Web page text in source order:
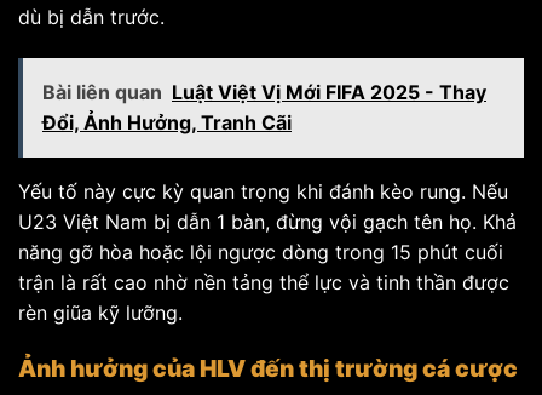
dù bị dẫn trước.
Bài liên quan Luật Việt Vị Mới FIFA 2025 - Thay
Đổi, Ảnh Hưởng, Tranh Cãi
Yếu tố này cực kỳ quan trọng khi đánh kèo rung. Nếu
U23 Việt Nam bị dẫn 1 bàn, đừng vội gạch tên họ. Khả
năng gỡ hòa hoặc lội ngược dòng trong 15 phút cuối
trận là rất cao nhờ nền tảng thể lực và tinh thần được
rèn giũa kỹ lưỡng.
Ảnh hưởng của HLV đến thị trường cá cược